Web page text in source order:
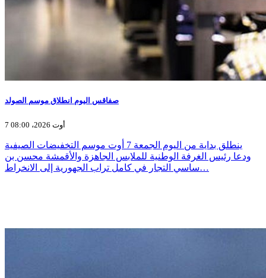
صفاقس اليوم انطلاق موسم الصولد
7 أوت 2026، 08:00
ينطلق بداية من اليوم الجمعة 7 أوت موسم التخفيضات الصيفية
ودعا رئيس الغرفة الوطنية للملابس الجاهزة والأقمشة محسن بن
ساسي التجار في كامل تراب الجهورية إلى الانخراط…